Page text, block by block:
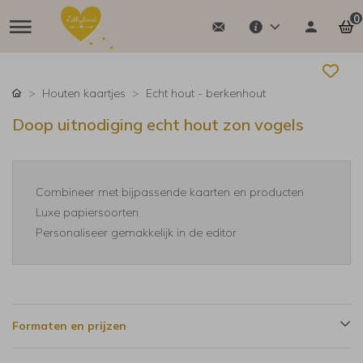
0
Houten kaartjes Echt hout - berkenhout
Doop uitnodiging echt hout zon vogels
Combineer met bijpassende kaarten en producten
Luxe papiersoorten
Personaliseer gemakkelijk in de editor
Formaten en prijzen